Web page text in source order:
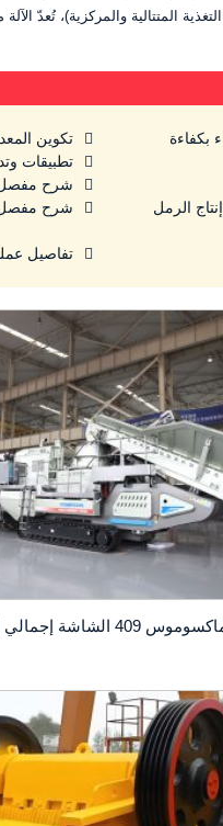
المتتالية والمركزية)، تُعدّ
تكوين
بكفاءة
تطبيقات
شرح مفصل
شرح مفصل
الرمل
تفاصيل
409 الشاشة إجمالي المعدات للبيع